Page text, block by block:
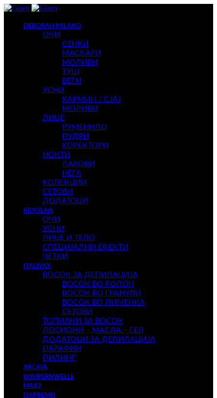
DEBORAH MILANO
ОЧИ
СЕНКИ
МАСКАРИ
МОЛИВИ
ТУШ
ВЕЃИ
УСНИ
КАРМИН / СЈАЈ
МОЛИВИ
ЛИЦЕ
РУМЕНИЛО
ПУДРИ
КОРЕКТОРИ
НОКТИ
ЛАКОВИ
НЕГА
КОЛЕКЦИИ
СЕТОВИ
ДОДАТОЦИ
KRYOLAN
ОЧИ
УСНИ
ЛИЦЕ И ТЕЛО
СПЕЦИЈАЛНИ ЕФЕКТИ
ЧЕТКИ
ITALWAX
ВОСОК ЗА ДЕПИЛАЦИЈА
ВОСОК ВО РОЛОН
ВОСОК ВО ГРАНУЛИ
ВОСОК ВО ЛИМЕНКА
СЕТОВИ
ТОПИЛКИ ЗА ВОСОК
ЛОСИОНИ – МАСЛА – ГЕЛ
ДОДАТОЦИ ЗА ДЕПИЛАЦИЈА
ПАРАФИН
ПИЛИНГ
ARCAYA
WIMPERNWELLE
MAX2
ПАРФЕМИ